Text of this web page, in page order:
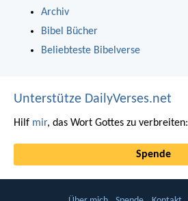
Archiv
Bibel Bücher
Beliebteste Bibelverse
Unterstütze DailyVerses.net
Hilf mir, das Wort Gottes zu verbreiten:
Spende